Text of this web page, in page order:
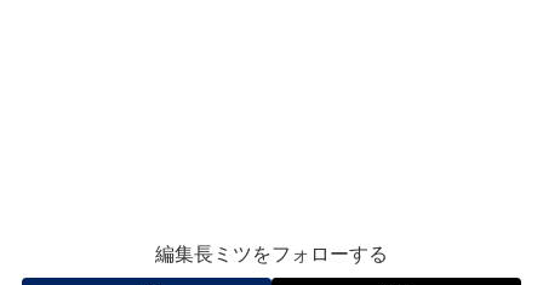
編集長ミツをフォローする